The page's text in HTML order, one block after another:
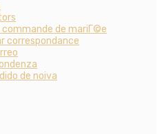
commande de mariГ©e
correspondance
de noiva